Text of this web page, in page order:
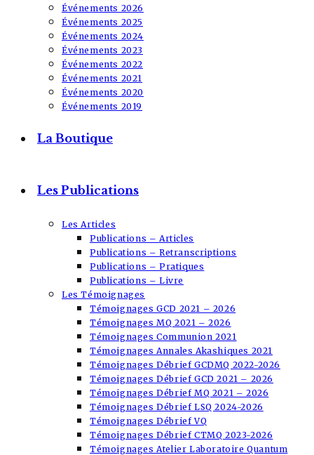
Événements 2026
Événements 2025
Événements 2024
Événements 2023
Événements 2022
Événements 2021
Événements 2020
Événements 2019
La Boutique
Les Publications
Les Articles
Publications – Articles
Publications – Retranscriptions
Publications – Pratiques
Publications – Livre
Les Témoignages
Témoignages GCD 2021 – 2026
Témoignages MQ 2021 – 2026
Témoignages Communion 2021
Témoignages Annales Akashiques 2021
Témoignages Débrief GCDMQ 2022-2026
Témoignages Débrief GCD 2021 – 2026
Témoignages Débrief MQ 2021 – 2026
Témoignages Débrief LSQ 2024-2026
Témoignages Débrief VQ
Témoignages Débrief CTMQ 2023-2026
Témoignages Atelier Laboratoire Quantum